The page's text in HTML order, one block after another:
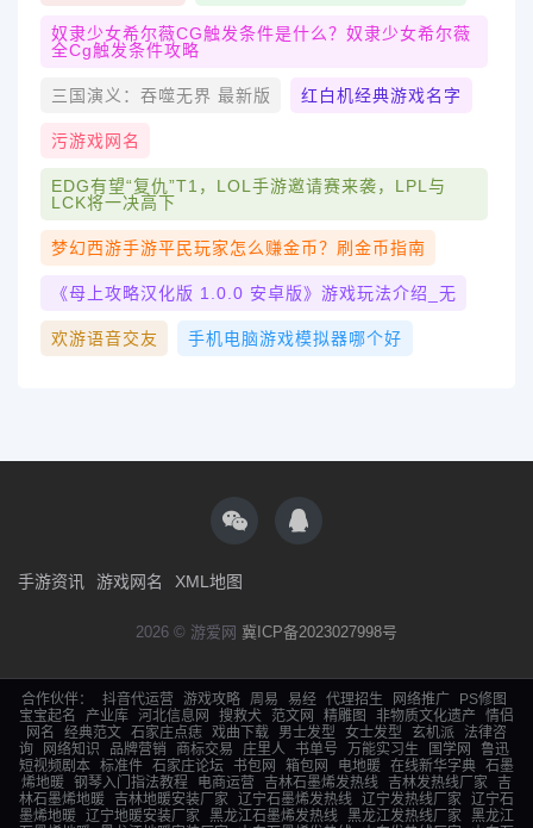
奴隶少女希尔薇CG触发条件是什么？奴隶少女希尔薇
全cg触发条件攻略
三国演义：吞噬无界 最新版 红白机经典游戏名字
污游戏网名
EDG有望“复仇”T1，LOL手游邀请赛来袭，LPL与
LCK将一决高下
梦幻西游手游平民玩家怎么赚金币？刷金币指南
《母上攻略汉化版 1.0.0 安卓版》游戏玩法介绍_无
欢游语音交友 手机电脑游戏模拟器哪个好
手游资讯 游戏网名 XML地图
2026 © 游爱网 冀ICP备2023027998号
合作伙伴： 抖音代运营 游戏攻略 周易 易经 代理招生 网络推广
PS修图
宝宝起名
产业库 河北信息网 搜救犬 范文网 精雕图 非物质文化遗产
情侣
网名
经典范文 石家庄点痣 戏曲下载 男士发型 女士发型 玄机派
法律咨
询
网络知识 品牌营销 商标交易 庄里人 书单号 万能实习生 国学网
鲁迅
短视频剧本 标准件 石家庄论坛 书包网 箱包网 电地暖 在线新华字典 石墨
烯地暖 钢琴入门指法教程 电商运营 吉林石墨烯发热线 吉林发热线厂家
吉
林石墨烯地暖
吉林地暖安装厂家 辽宁石墨烯发热线 辽宁发热线厂家 辽宁石
墨烯地暖 辽宁地暖安装厂家 黑龙江石墨烯发热线 黑龙江发热线厂家 黑龙江